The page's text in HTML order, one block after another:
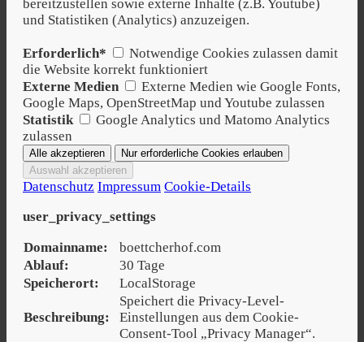
bereitzustellen sowie externe Inhalte (z.B. Youtube)
und Statistiken (Analytics) anzuzeigen.
Erforderlich*
Notwendige Cookies zulassen damit
die Website korrekt funktioniert
Externe Medien
Externe Medien wie Google Fonts,
Google Maps, OpenStreetMap und Youtube zulassen
Statistik
Google Analytics und Matomo Analytics
zulassen
Datenschutz Impressum Cookie-Details
user_privacy_settings
Domainname:
boettcherhof.com
Ablauf:
30 Tage
Speicherort:
LocalStorage
Beschreibung:
Speichert die Privacy-Level-
Einstellungen aus dem Cookie-
Consent-Tool „Privacy Manager“.